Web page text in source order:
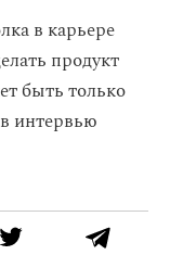
в карьере
продукт
быть только
интервью